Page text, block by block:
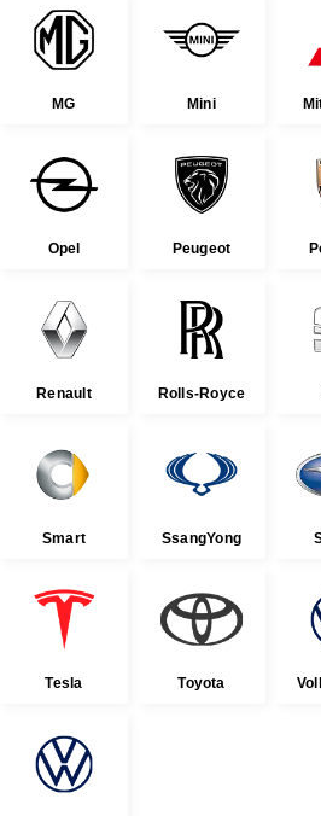
MG Mini
Opel Peugeot
Renault Rolls-Royce
Smart SsangYong
Tesla Toyota